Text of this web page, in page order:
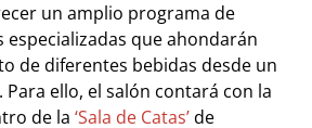
un amplio programa de
especializadas que ahondarán
de diferentes bebidas desde un
Para ello, el salón contará con la
de la ‘Sala de Catas’de